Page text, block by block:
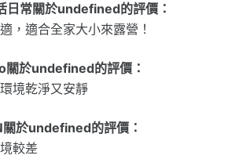
日常關於undefined的評價：
，適合全家大小來露營！
於undefined的評價：
境乾淨又安靜
於undefined的評價：
較差